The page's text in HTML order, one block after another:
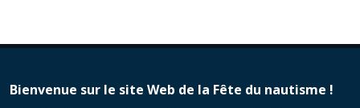
Bienvenue sur le site Web de la Fête du nautisme !